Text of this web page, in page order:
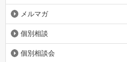
メルマガ
個別相談
個別相談会